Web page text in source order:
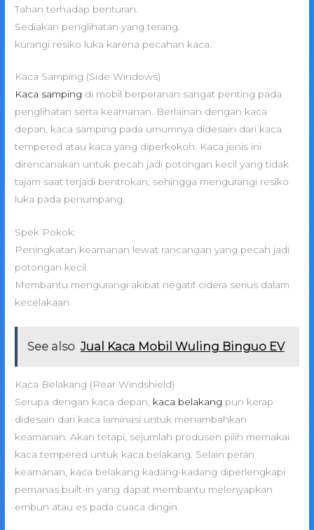
Tahan terhadap benturan.
Sediakan penglihatan yang terang.
kurangi resiko luka karena pecahan kaca.
Kaca Samping (Side Windows)
Kaca samping di mobil berperanan sangat penting pada
penglihatan serta keamanan. Berlainan dengan kaca
depan, kaca samping pada umumnya didesain dari kaca
tempered atau kaca yang diperkokoh. Kaca jenis ini
direncanakan untuk pecah jadi potongan kecil yang tidak
tajam saat terjadi bentrokan, sehingga mengurangi resiko
luka pada penumpang.
Spek Pokok:
Peningkatan keamanan lewat rancangan yang pecah jadi
potongan kecil.
Membantu mengurangi akibat negatif cidera serius dalam
kecelakaan.
See also Jual Kaca Mobil Wuling Binguo EV
Kaca Belakang (Rear Windshield)
Serupa dengan kaca depan, kaca belakang pun kerap
didesain dari kaca laminasi untuk menambahkan
keamanan. Akan tetapi, sejumlah produsen pilih memakai
kaca tempered untuk kaca belakang. Selain peran
keamanan, kaca belakang kadang-kadang diperlengkapi
pemanas built-in yang dapat membantu melenyapkan
embun atau es pada cuaca dingin.